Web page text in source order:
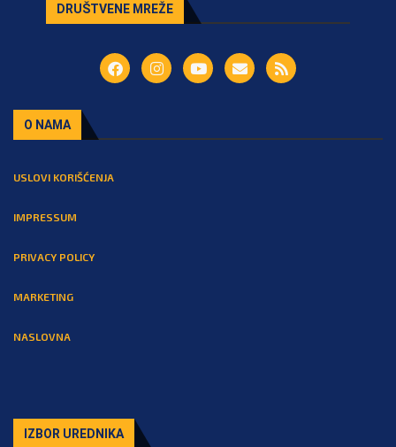
DRUŠTVENE MREŽE
O NAMA
USLOVI KORIŠĆENJA
IMPRESSUM
PRIVACY POLICY
MARKETING
NASLOVNA
IZBOR UREDNIKA